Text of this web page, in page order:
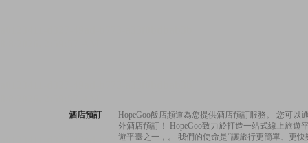
酒店預訂
HopeGoo飯店頻道為您提供酒店預訂服務。 您可
外酒店預訂！ HopeGoo致力於打造一站式線上旅
遊平臺之一，。 我們的使命是“讓旅行更簡單、更